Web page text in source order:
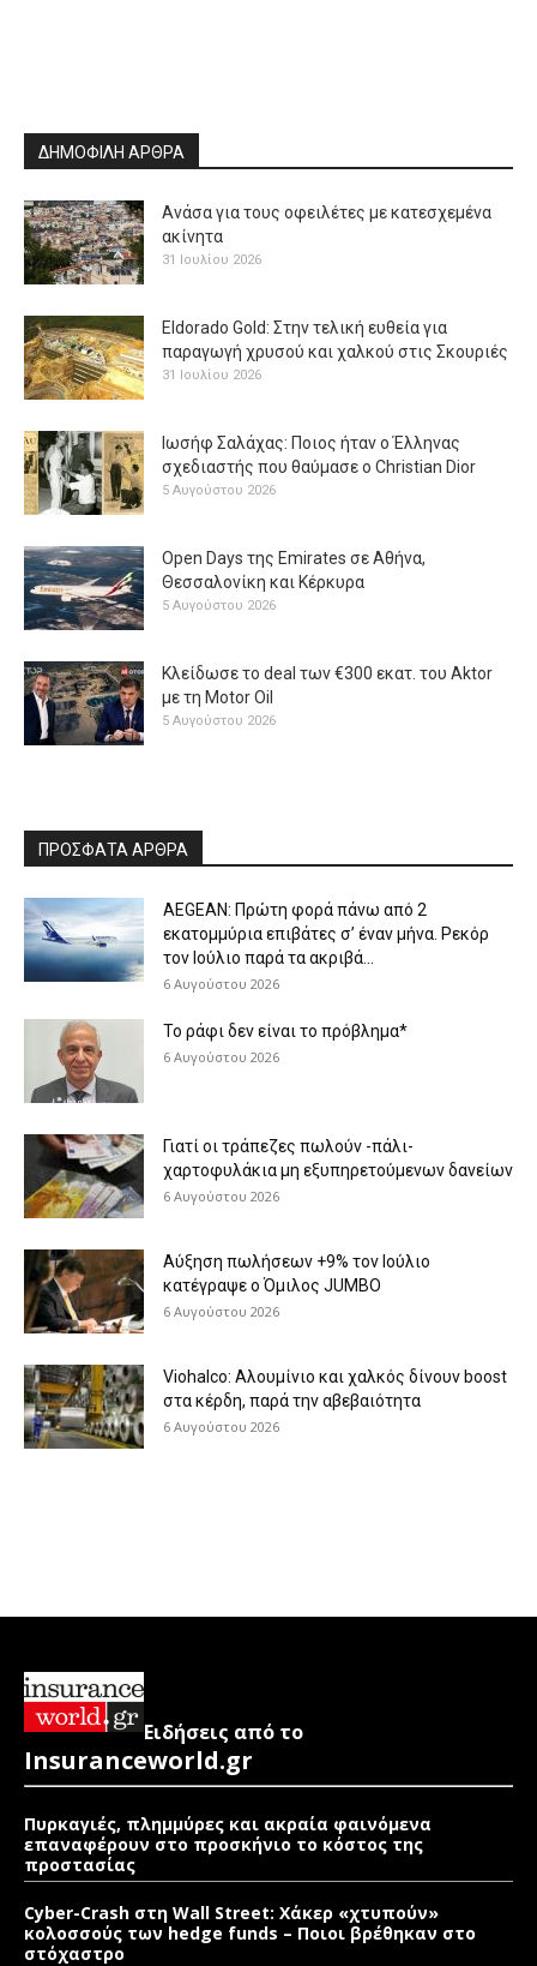
ΔΗΜΟΦΙΛΗ ΑΡΘΡΑ
Ανάσα για τους οφειλέτες με κατεσχεμένα
ακίνητα
31 Ιουλίου 2026
Eldorado Gold: Στην τελική ευθεία για
παραγωγή χρυσού και χαλκού στις Σκουριές
31 Ιουλίου 2026
Ιωσήφ Σαλάχας: Ποιος ήταν ο Έλληνας
σχεδιαστής που θαύμασε ο Christian Dior
5 Αυγούστου 2026
Open Days της Emirates σε Αθήνα,
Θεσσαλονίκη και Κέρκυρα
5 Αυγούστου 2026
Κλείδωσε το deal των €300 εκατ. του Aktor
με τη Μotor Oil
5 Αυγούστου 2026
ΠΡΟΣΦΑΤΑ ΑΡΘΡΑ
AEGEAN: Πρώτη φορά πάνω από 2
εκατομμύρια επιβάτες σ’ έναν μήνα. Ρεκόρ
τον Ιούλιο παρά τα ακριβά...
6 Αυγούστου 2026
Το ράφι δεν είναι το πρόβλημα*
6 Αυγούστου 2026
Γιατί οι τράπεζες πωλούν -πάλι-
χαρτοφυλάκια μη εξυπηρετούμενων δανείων
6 Αυγούστου 2026
Aύξηση πωλήσεων +9% τον Ιούλιο
κατέγραψε ο Όμιλος JUMBO
6 Αυγούστου 2026
Viohalco: Aλουμίνιο και χαλκός δίνουν boost
στα κέρδη, παρά την αβεβαιότητα
6 Αυγούστου 2026
Ειδήσεις από το
Insuranceworld.gr
Πυρκαγιές, πλημμύρες και ακραία φαινόμενα
επαναφέρουν στο προσκήνιο το κόστος της
προστασίας
Cyber-Crash στη Wall Street: Χάκερ «χτυπούν»
κολοσσούς των hedge funds – Ποιοι βρέθηκαν στο
στόχαστρο